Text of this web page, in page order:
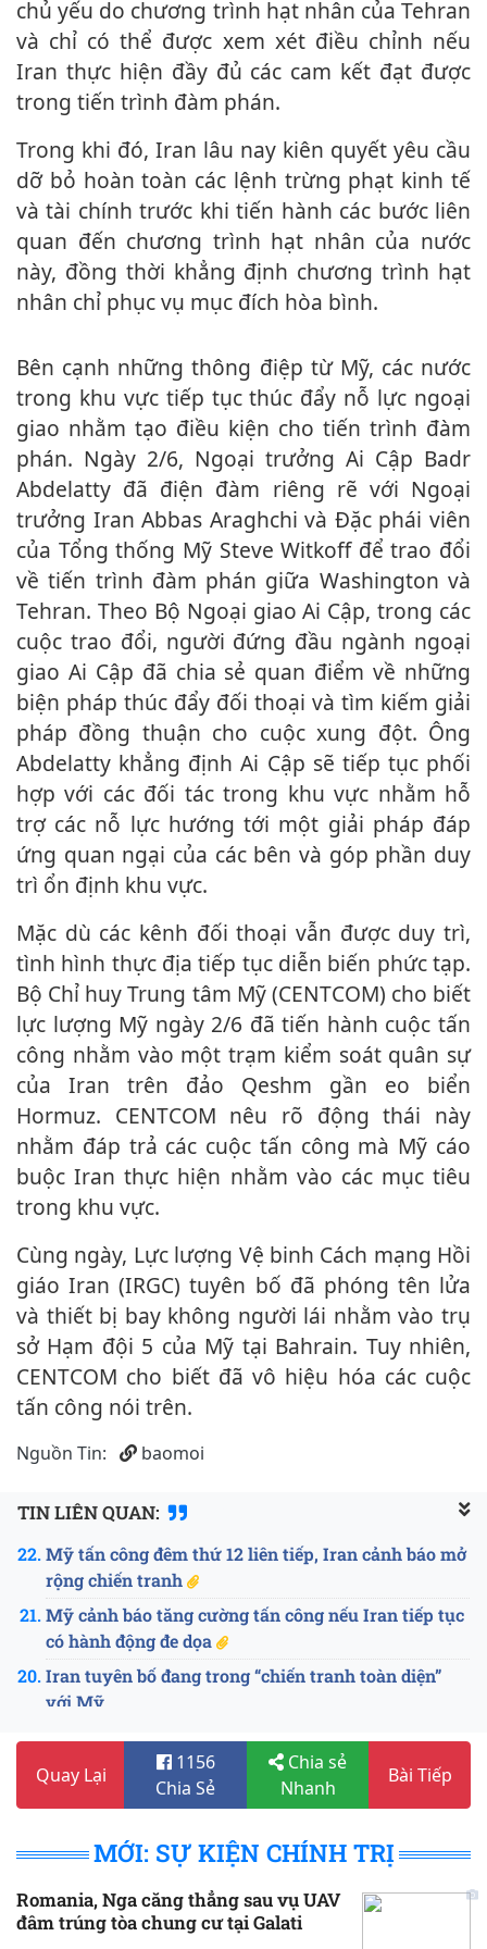
chủ yếu do chương trình hạt nhân của Tehran
và chỉ có thể được xem xét điều chỉnh nếu
Iran thực hiện đầy đủ các cam kết đạt được
trong tiến trình đàm phán.
Trong khi đó, Iran lâu nay kiên quyết yêu cầu
dỡ bỏ hoàn toàn các lệnh trừng phạt kinh tế
và tài chính trước khi tiến hành các bước liên
quan đến chương trình hạt nhân của nước
này, đồng thời khẳng định chương trình hạt
nhân chỉ phục vụ mục đích hòa bình.
Bên cạnh những thông điệp từ Mỹ, các nước
trong khu vực tiếp tục thúc đẩy nỗ lực ngoại
giao nhằm tạo điều kiện cho tiến trình đàm
phán. Ngày 2/6, Ngoại trưởng Ai Cập Badr
Abdelatty đã điện đàm riêng rẽ với Ngoại
trưởng Iran Abbas Araghchi và Đặc phái viên
của Tổng thống Mỹ Steve Witkoff để trao đổi
về tiến trình đàm phán giữa Washington và
Tehran. Theo Bộ Ngoại giao Ai Cập, trong các
cuộc trao đổi, người đứng đầu ngành ngoại
giao Ai Cập đã chia sẻ quan điểm về những
biện pháp thúc đẩy đối thoại và tìm kiếm giải
pháp đồng thuận cho cuộc xung đột. Ông
Abdelatty khẳng định Ai Cập sẽ tiếp tục phối
hợp với các đối tác trong khu vực nhằm hỗ
trợ các nỗ lực hướng tới một giải pháp đáp
ứng quan ngại của các bên và góp phần duy
trì ổn định khu vực.
Mặc dù các kênh đối thoại vẫn được duy trì,
tình hình thực địa tiếp tục diễn biến phức tạp.
Bộ Chỉ huy Trung tâm Mỹ (CENTCOM) cho biết
lực lượng Mỹ ngày 2/6 đã tiến hành cuộc tấn
công nhằm vào một trạm kiểm soát quân sự
của Iran trên đảo Qeshm gần eo biển
Hormuz. CENTCOM nêu rõ động thái này
nhằm đáp trả các cuộc tấn công mà Mỹ cáo
buộc Iran thực hiện nhằm vào các mục tiêu
trong khu vực.
Cùng ngày, Lực lượng Vệ binh Cách mạng Hồi
giáo Iran (IRGC) tuyên bố đã phóng tên lửa
và thiết bị bay không người lái nhằm vào trụ
sở Hạm đội 5 của Mỹ tại Bahrain. Tuy nhiên,
CENTCOM cho biết đã vô hiệu hóa các cuộc
tấn công nói trên.
Nguồn Tin: baomoi
TIN LIÊN QUAN:
Mỹ tấn công đêm thứ 12 liên tiếp, Iran cảnh báo mở
rộng chiến tranh
Mỹ cảnh báo tăng cường tấn công nếu Iran tiếp tục
có hành động đe dọa
Iran tuyên bố đang trong “chiến tranh toàn diện”
với Mỹ
Tổng thống Trump đưa ra cảnh báo mới, Mỹ lại tấn
công miền Nam Iran
Iran giáng đòn mạnh vào trung tâm chỉ huy Mỹ ở
Thêm binh sĩ Mỹ thiệt mạng, Washington mở đợt
không kích mới vào Iran
Iran tăng cường không kích, tuyên bố ngừng thực
Quay Lại
1156
Chia Sẻ
Chia sẻ
Nhanh
Bài Tiếp
MỚI: SỰ KIỆN CHÍNH TRỊ
Romania, Nga căng thẳng sau vụ UAV
đâm trúng tòa chung cư tại Galati